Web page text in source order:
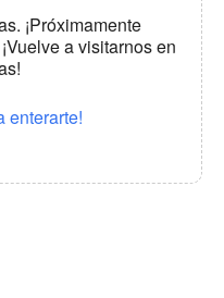
¡Próximamente
a visitarnos en
enterarte!